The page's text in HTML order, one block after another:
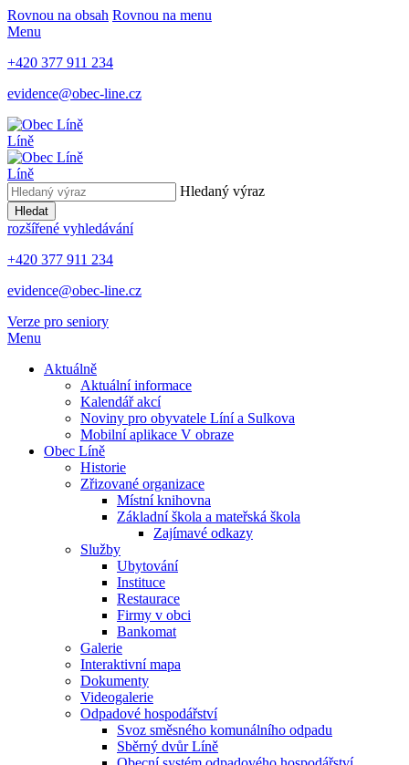
Rovnou na obsah Rovnou na menu
Menu
+420 377 911 234
evidence@obec-line.cz
Líně
Líně
Hledaný výraz
Hledat
rozšířené vyhledávání
+420 377 911 234
evidence@obec-line.cz
Verze pro seniory
Menu
Aktuálně
Aktuální informace
Kalendář akcí
Noviny pro obyvatele Líní a Sulkova
Mobilní aplikace V obraze
Obec Líně
Historie
Zřizované organizace
Místní knihovna
Základní škola a mateřská škola
Zajímavé odkazy
Služby
Ubytování
Instituce
Restaurace
Firmy v obci
Bankomat
Galerie
Interaktivní mapa
Dokumenty
Videogalerie
Odpadové hospodářství
Svoz směsného komunálního odpadu
Sběrný dvůr Líně